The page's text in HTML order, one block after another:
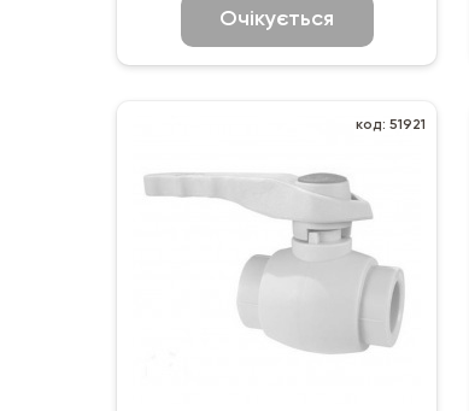
Очікується
код: 51921